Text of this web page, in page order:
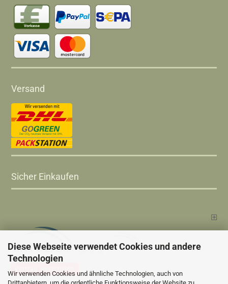
Diese Webseite verwendet Cookies und andere
Technologien
Wir verwenden Cookies und ähnliche Technologien, auch von
Versand
Sicher Einkaufen